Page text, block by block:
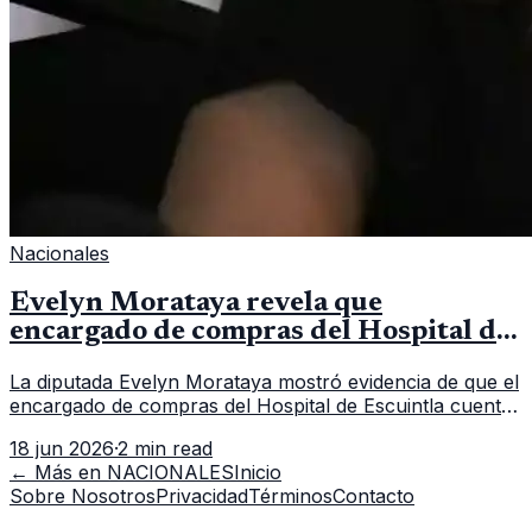
Nacionales
Evelyn Morataya revela que
encargado de compras del Hospital de
La diputada Evelyn Morataya mostró evidencia de que el
encargado de compras del Hospital de Escuintla cuenta
capacitación en la capital.
18 jun 2026·2 min read
← Más en NACIONALESInicio
Sobre NosotrosPrivacidadTérminosContacto